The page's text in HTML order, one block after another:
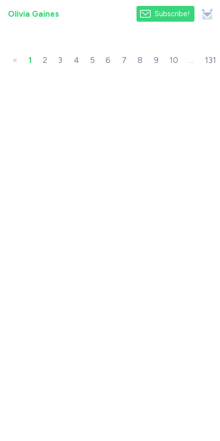
Olivia Gaines Subscribe!
« 1 2 3 4 5 6 7 8 9 10 ... 131